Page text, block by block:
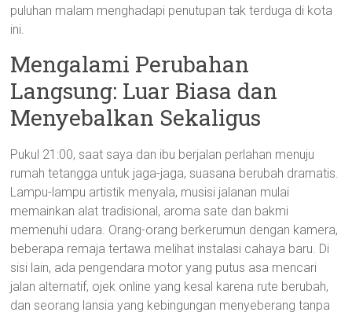
puluhan malam menghadapi penutupan tak terduga di kota
ini.
Mengalami Perubahan
Langsung: Luar Biasa dan
Menyebalkan Sekaligus
Pukul 21:00, saat saya dan ibu berjalan perlahan menuju
rumah tetangga untuk jaga-jaga, suasana berubah dramatis.
Lampu-lampu artistik menyala, musisi jalanan mulai
memainkan alat tradisional, aroma sate dan bakmi
memenuhi udara. Orang-orang berkerumun dengan kamera,
beberapa remaja tertawa melihat instalasi cahaya baru. Di
sisi lain, ada pengendara motor yang putus asa mencari
jalan alternatif, ojek online yang kesal karena rute berubah,
dan seorang lansia yang kebingungan menyeberang tanpa